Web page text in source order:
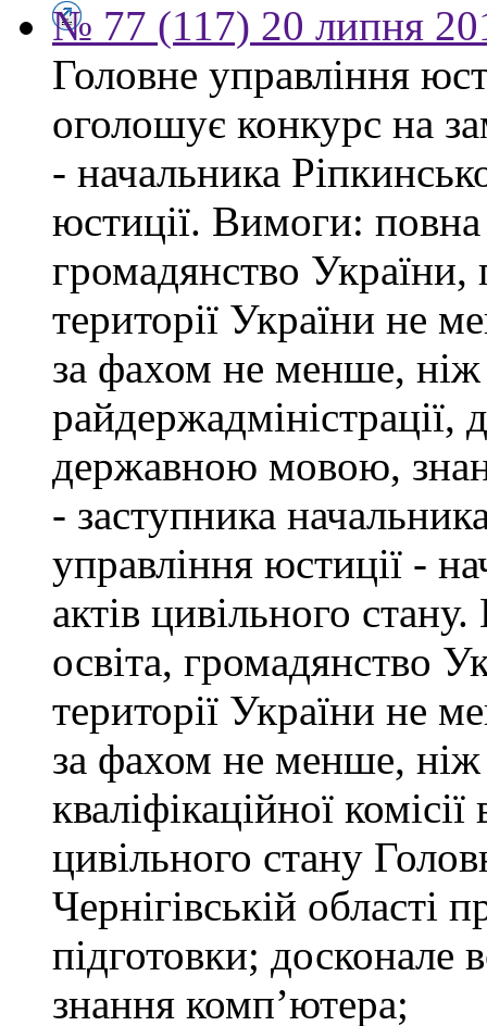
№ 77 (117) 20 липня
Головне управління
оголошує конкурс на
- начальника
юстиції. Вимоги:
громадянство
території України не
за фахом не менше,
райдержадміністрації,
державною мовою,
- заступника
управління юстиції -
актів цивільного
освіта, громадянство
території України не
за фахом не менше, ніж
кваліфікаційної комісії
цивільного стану
Чернігівській області
підготовки;
знання комп’ютера;